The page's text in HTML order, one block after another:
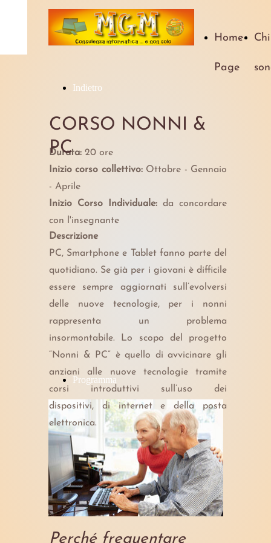
Home
Page
Chi
Indietro
CORSO NONNI &
PC
Durata: 20 ore
Inizio corso collettivo: Ottobre - Gennaio
- Aprile
Inizio Corso Individuale: da concordare
con l'insegnante
Descrizione
PC, Smartphone e Tablet fanno parte del
quotidiano. Se già per i giovani è difficile
essere sempre aggiornati sull’evolversi
delle nuove tecnologie, per i nonni
rappresenta un problema
insormontabile. Lo scopo del progetto
“Nonni & PC” è quello di avvicinare gli
anziani alle nuove tecnologie tramite
corsi introduttivi sull’uso dei
dispositivi, di internet e della posta
elettronica.
Programma
Perché frequentare